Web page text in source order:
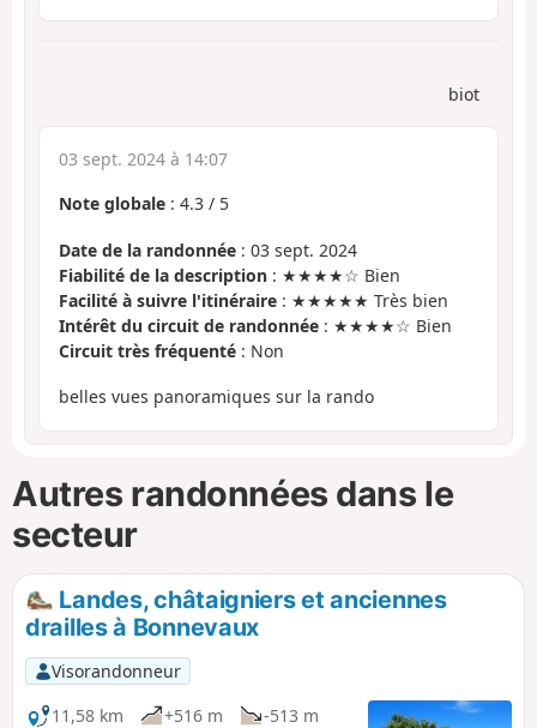
biot
03 sept. 2024 à 14:07
Note globale : 4.3 / 5
Date de la randonnée : 03 sept. 2024
Fiabilité de la description : ★★★★☆ Bien
Facilité à suivre l'itinéraire : ★★★★★ Très bien
Intérêt du circuit de randonnée : ★★★★☆ Bien
Circuit très fréquenté : Non
belles vues panoramiques sur la rando
Autres randonnées dans le
secteur
Landes, châtaigniers et anciennes
drailles à Bonnevaux
Visorandonneur
11,58 km
+516 m
-513 m